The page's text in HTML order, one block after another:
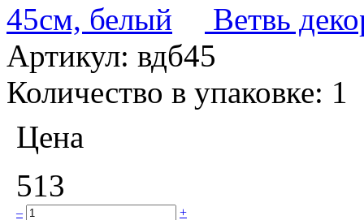
Ветвь
Артикул: вдб45
Количество в упаковке: 1
Цена
513
– +